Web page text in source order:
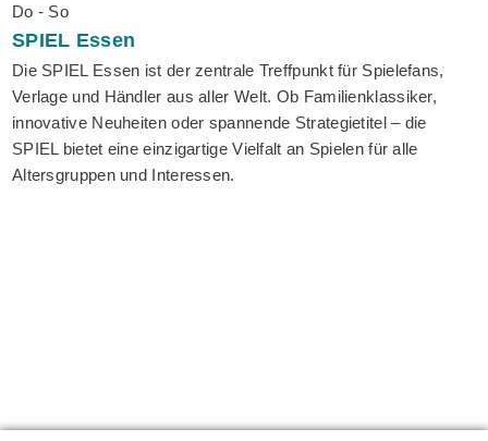
Do - So
SPIEL Essen
Die SPIEL Essen ist der zentrale Treffpunkt für Spielefans,
Verlage und Händler aus aller Welt. Ob Familienklassiker,
innovative Neuheiten oder spannende Strategietitel – die
SPIEL bietet eine einzigartige Vielfalt an Spielen für alle
Altersgruppen und Interessen.